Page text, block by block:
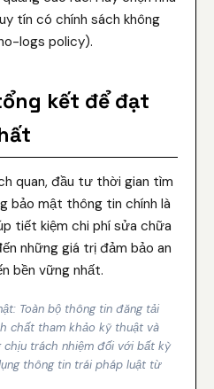
tín có chính sách không
logs policy).
kết để đạt
quan, đầu tư thời gian tìm
bảo mật thông tin chính là
tiết kiệm chi phí sửa chữa
những giá trị đảm bảo an
bền vững nhất.
Toàn bộ thông tin đăng tải
chất tham khảo kỹ thuật và
chịu trách nhiệm đối với bất kỳ
thông tin trái pháp luật từ